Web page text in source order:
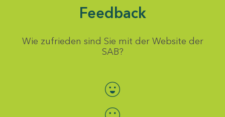
Feedback
Wie zufrieden sind Sie mit der Website der
SAB?
Bewertung auswählen